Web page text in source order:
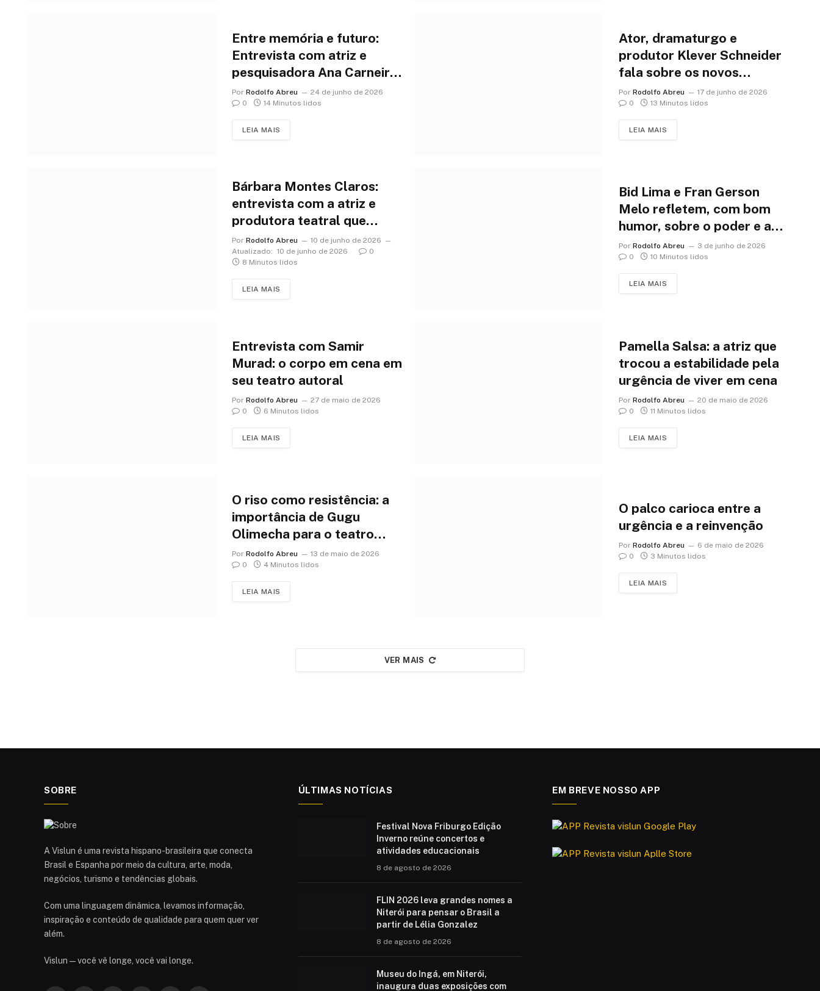
Entre memória e futuro:
Entrevista com atriz e
pesquisadora Ana Carneiro,
que revisita a vida para
reinventar o
Por Rodolfo Abreu
24 de junho de 2026
0
14 Minutos lidos
LEIA MAIS
Ator, dramaturgo e
produtor Klever Schneider
fala sobre os novos
projetos no teatro
Por Rodolfo Abreu
17 de junho de 2026
0
13 Minutos lidos
LEIA MAIS
Bárbara Montes Claros:
entrevista com a atriz e
produtora teatral que
transforma os bastidores
em encontros
Por Rodolfo Abreu
10 de junho de 2026
Atualizado: 10 de junho de 2026
0
8 Minutos lidos
LEIA MAIS
Bid Lima e Fran Gerson
Melo refletem, com bom
humor, sobre o poder e a
influência da internet no
cotidiano
Por Rodolfo Abreu
3 de junho de 2026
0
10 Minutos lidos
LEIA MAIS
Entrevista com Samir
Murad: o corpo em cena em
seu teatro autoral
Por Rodolfo Abreu
27 de maio de 2026
0
6 Minutos lidos
LEIA MAIS
Pamella Salsa: a atriz que
trocou a estabilidade pela
urgência de viver em cena
Por Rodolfo Abreu
20 de maio de 2026
0
11 Minutos lidos
LEIA MAIS
O riso como resistência: a
importância de Gugu
Olimecha para o teatro
brasileiro
Por Rodolfo Abreu
13 de maio de 2026
0
4 Minutos lidos
LEIA MAIS
O palco carioca entre a
urgência e a reinvenção
Por Rodolfo Abreu
6 de maio de 2026
0
3 Minutos lidos
LEIA MAIS
VER MAIS
SOBRE
A Vislun é uma revista hispano-brasileira que conecta
Brasil e Espanha por meio da cultura, arte, moda,
negócios, turismo e tendências globais.
Com uma linguagem dinâmica, levamos informação,
inspiração e conteúdo de qualidade para quem quer ver
além.
Vislun — você vê longe, você vai longe.
ÚLTIMAS NOTÍCIAS
Festival Nova Friburgo Edição
Inverno reúne concertos e
atividades educacionais
8 de agosto de 2026
FLIN 2026 leva grandes nomes a
Niterói para pensar o Brasil a
partir de Lélia Gonzalez
8 de agosto de 2026
Museu do Ingá, em Niterói,
inaugura duas exposições com
EM BREVE NOSSO APP